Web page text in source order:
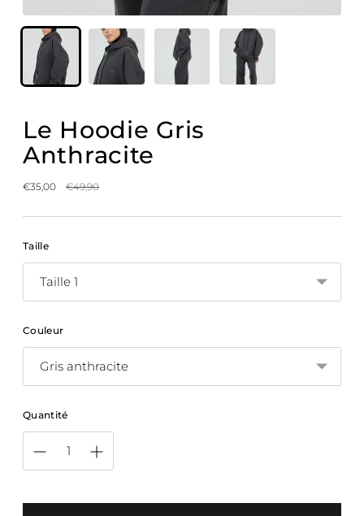
Le Hoodie Gris
Anthracite
€35,00
Prix
€49,90
Taille
Couleur
Quantité